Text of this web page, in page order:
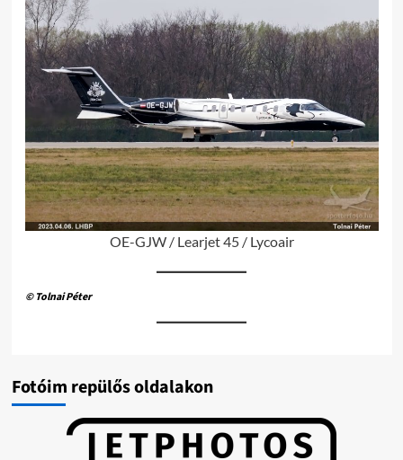
OE-GJW / Learjet 45 / Lycoair
© Tolnai Péter
Fotóim repülős oldalakon